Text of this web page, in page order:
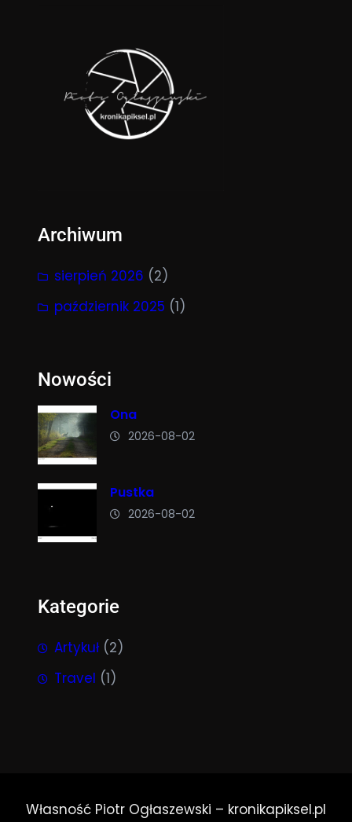
Archiwum
sierpień 2026 (2)
październik 2025 (1)
Nowości
Ona
2026-08-02
Pustka
2026-08-02
Kategorie
Artykuł(2)
Travel (1)
Własność Piotr Ogłaszewski – kronikapiksel.pl